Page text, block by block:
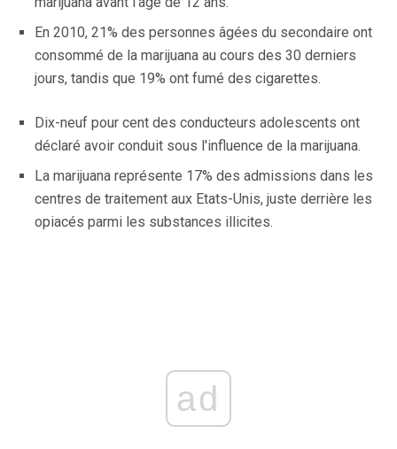
En 2010, 21% des personnes âgées du secondaire ont
consommé de la marijuana au cours des 30 derniers
jours, tandis que 19% ont fumé des cigarettes.
Dix-neuf pour cent des conducteurs adolescents ont
déclaré avoir conduit sous l'influence de la marijuana.
La marijuana représente 17% des admissions dans les
centres de traitement aux Etats-Unis, juste derrière les
opiacés parmi les substances illicites.
ad